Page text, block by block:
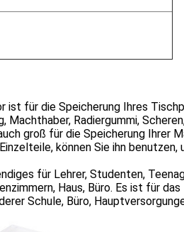
ist für die Speicherung Ihres
Machthaber, Radiergummi,
groß für die Speicherung Ihrer
können Sie ihn benutzen,
für Lehrer, Studenten,
Haus, Büro. Es ist für
Schule, Büro,